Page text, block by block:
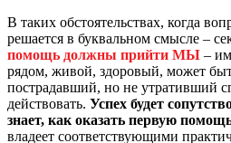
В таких обстоятельствах, когда
решается в буквальном смысле –
помощь должны прийти МЫ –
рядом, живой, здоровый, может
пострадавший, но не утративший
действовать. Успех будет
знает, как оказать первую
владеет соответствующими